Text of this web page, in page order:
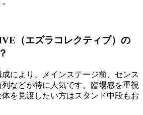
（エズラコレクティブ）の
により、メインステージ前、センス
などが特に人気です。臨場感を重視
を見渡したい方はスタンド中段もお